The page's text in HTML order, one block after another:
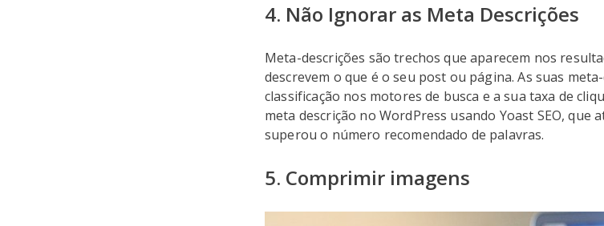
4. Não Ignorar as Meta Descrições
Meta-descrições são trechos que aparecem nos
descrevem o que é o seu post ou página. As suas
classificação nos motores de busca e a sua taxa de
meta descrição no WordPress usando Yoast SEO, que
superou o número recomendado de palavras.
5. Comprimir imagens